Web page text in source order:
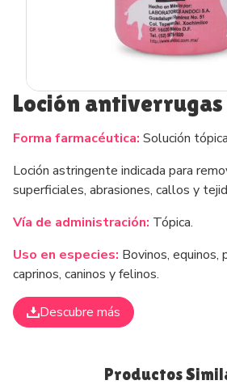
Loción
Forma farmacéutica: Solución
Loción astringente indicada para
superficiales, abrasiones, callos y
Vía de administración: Tópica.
Uso en especies: Bovinos, equinos,
caprinos, caninos y felinos.
Descubre más
Productos